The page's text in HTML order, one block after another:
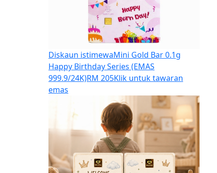
Diskaun istimewaMini Gold Bar 0.1g
Happy Birthday Series (EMAS
999.9/24K)RM 205Klik untuk tawaran
emas